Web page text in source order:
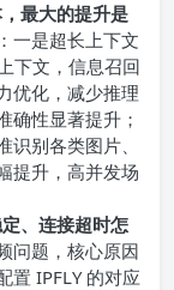
最大的提升是
一是超长上下文
下文，信息召回
优化，减少推理
确性显著提升；
别各类图片、
提升，高并发场
、连接超时怎
问题，核心原因
置 IPFLY 的对应